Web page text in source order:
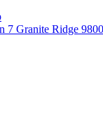
7 Granite Ridge